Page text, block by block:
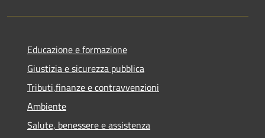
Educazione e formazione
Giustizia e sicurezza pubblica
Tributi,finanze e contravvenzioni
Ambiente
Salute, benessere e assistenza